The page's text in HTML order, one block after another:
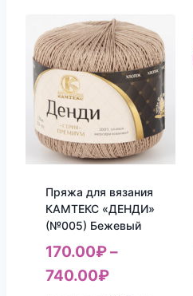
Пряжа для вязания
КАМТЕКС «ДЕНДИ»
(№005) Бежевый
170.00₽–
740.00₽